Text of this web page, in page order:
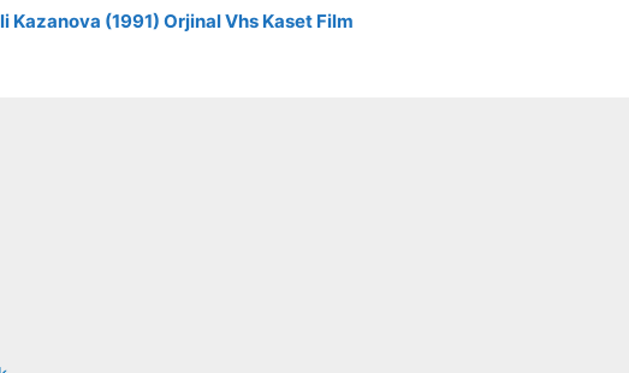
(1991) Orjinal Vhs Kaset Film